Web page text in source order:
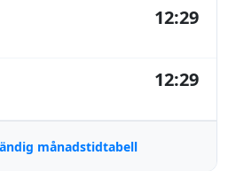
12:29
12:29
månadstidtabell